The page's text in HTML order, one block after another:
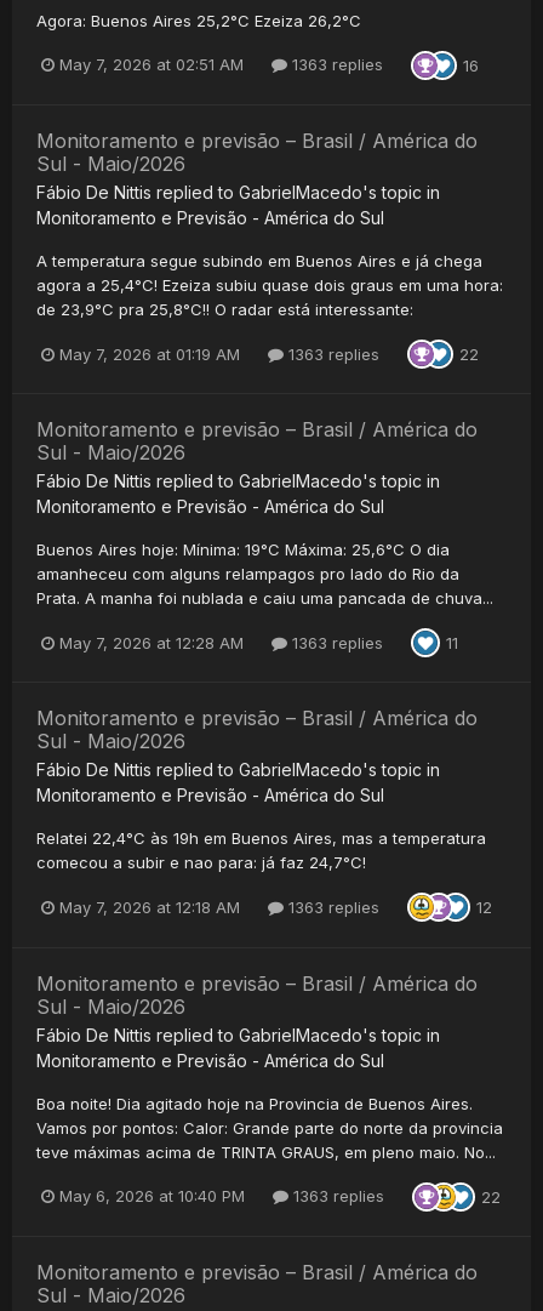
Agora: Buenos Aires 25,2°C Ezeiza 26,2°C
May 7, 2026 at 02:51 AM 1363 replies 16
Monitoramento e previsão – Brasil / América do
Sul - Maio/2026
Fábio De Nittis replied to GabrielMacedo's topic in
Monitoramento e Previsão - América do Sul
A temperatura segue subindo em Buenos Aires e já chega
agora a 25,4°C! Ezeiza subiu quase dois graus em uma hora:
de 23,9°C pra 25,8°C!! O radar está interessante:
May 7, 2026 at 01:19 AM 1363 replies 22
Monitoramento e previsão – Brasil / América do
Sul - Maio/2026
Fábio De Nittis replied to GabrielMacedo's topic in
Monitoramento e Previsão - América do Sul
Buenos Aires hoje: Mínima: 19°C Máxima: 25,6°C O dia
amanheceu com alguns relampagos pro lado do Rio da
Prata. A manha foi nublada e caiu uma pancada de chuva...
May 7, 2026 at 12:28 AM 1363 replies 11
Monitoramento e previsão – Brasil / América do
Sul - Maio/2026
Fábio De Nittis replied to GabrielMacedo's topic in
Monitoramento e Previsão - América do Sul
Relatei 22,4°C às 19h em Buenos Aires, mas a temperatura
comecou a subir e nao para: já faz 24,7°C!
May 7, 2026 at 12:18 AM 1363 replies 12
Monitoramento e previsão – Brasil / América do
Sul - Maio/2026
Fábio De Nittis replied to GabrielMacedo's topic in
Monitoramento e Previsão - América do Sul
Boa noite! Dia agitado hoje na Provincia de Buenos Aires.
Vamos por pontos: Calor: Grande parte do norte da provincia
teve máximas acima de TRINTA GRAUS, em pleno maio. No...
May 6, 2026 at 10:40 PM 1363 replies 22
Monitoramento e previsão – Brasil / América do
Sul - Maio/2026